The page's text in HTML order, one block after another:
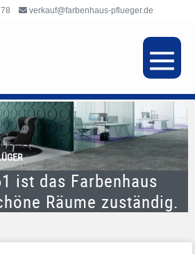
verkauf@farbenhaus-pflueger.de
ist das Farbenhaus
Räume zuständig.